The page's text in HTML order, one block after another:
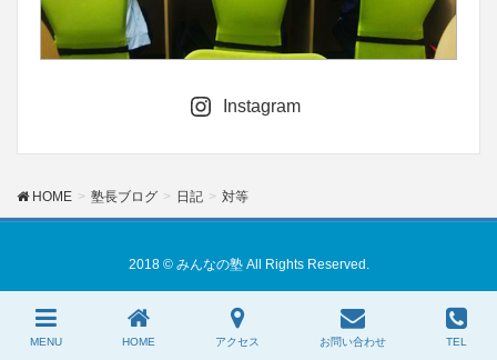
Instagram
HOME 塾長ブログ 日記 対等
2018 © みんなの塾 All Rights Reserved.
MENU HOME アクセス お問い合わせ TEL